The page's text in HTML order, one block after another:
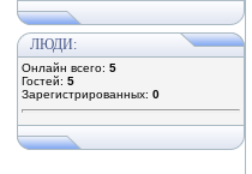
ЛЮДИ:
Онлайн всего: 5
Гостей: 5
Зарегистрированных: 0